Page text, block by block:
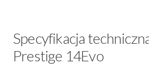
Specyfikacja
Prestige 14Evo